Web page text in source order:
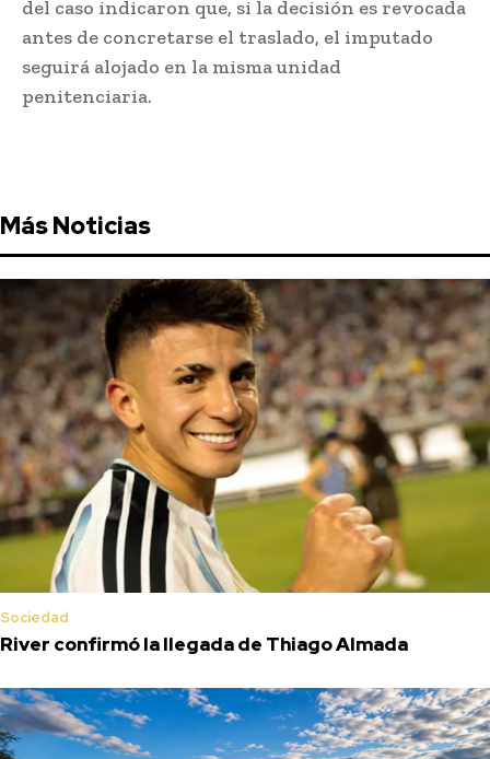
del caso indicaron que, si la decisión es revocada
antes de concretarse el traslado, el imputado
seguirá alojado en la misma unidad
penitenciaria.
Más Noticias
Sociedad
River confirmó la llegada de Thiago Almada